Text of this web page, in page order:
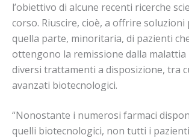
l’obiettivo di alcune recenti ricerche
corso. Riuscire, cioè, a offrire soluzioni
quella parte, minoritaria, di pazienti
ottengono la remissione dalla
diversi trattamenti a disposizione, tra
avanzati biotecnologici.
“Nonostante i numerosi farmaci
quelli biotecnologici, non tutti i